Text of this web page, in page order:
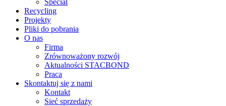
Special
Recycling
Projekty
Pliki do pobrania
O nas
Firma
Zrównoważony rozwój
Aktualności STACBOND
Praca
Skontaktuj się z nami
Kontakt
Sieć sprzedaży